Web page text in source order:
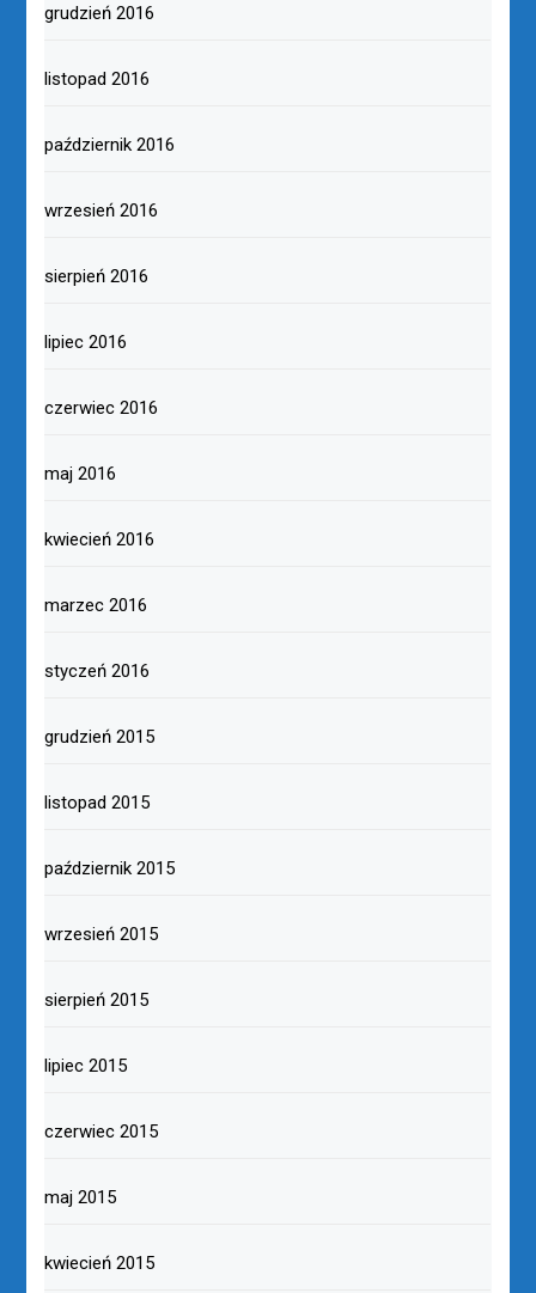
grudzień 2016
listopad 2016
październik 2016
wrzesień 2016
sierpień 2016
lipiec 2016
czerwiec 2016
maj 2016
kwiecień 2016
marzec 2016
styczeń 2016
grudzień 2015
listopad 2015
październik 2015
wrzesień 2015
sierpień 2015
lipiec 2015
czerwiec 2015
maj 2015
kwiecień 2015